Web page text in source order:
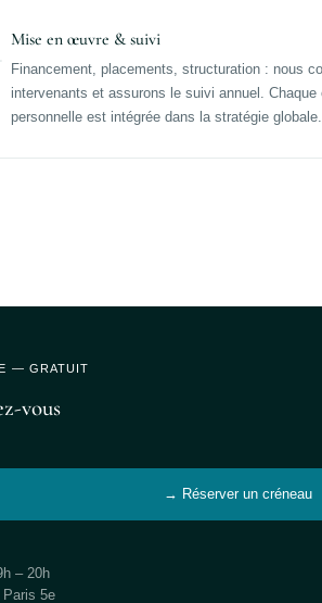
Mise en œuvre & suivi
Financement, placements, structuration : nous
intervenants et assurons le suivi annuel.
personnelle est intégrée dans la stratégie globale.
— GRATUIT
vous
→ Réserver un créneau
– 20h
5e